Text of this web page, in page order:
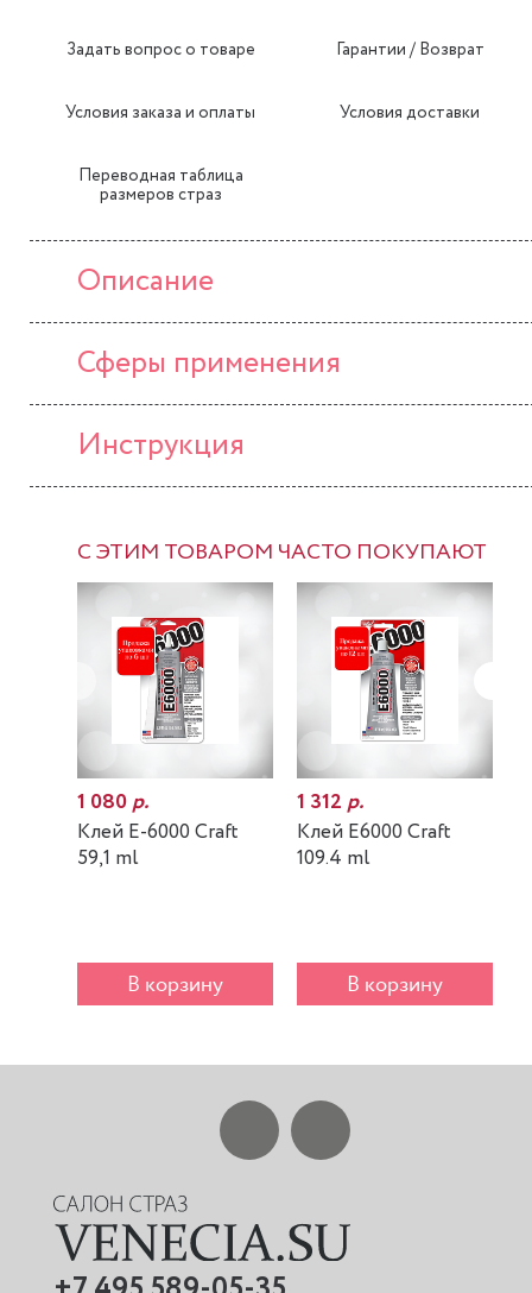
Задать вопрос о товаре Гарантии / Возврат
Условия заказа и оплаты Условия доставки
Переводная таблица
размеров страз
Описание
Сферы применения
Инструкция
С ЭТИМ ТОВАРОМ ЧАСТО ПОКУПАЮТ
1 080р.
Клей E-6000 Craft
59,1 ml
В корзину
1 312р.
Клей E6000 Craft
109.4 ml
В корзину